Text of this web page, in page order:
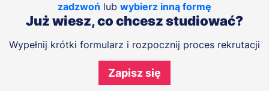
zadzwoń lub wybierz inną formę
Już wiesz, co chcesz studiować?
Wypełnij krótki formularz i rozpocznij proces rekrutacji
Zapisz się